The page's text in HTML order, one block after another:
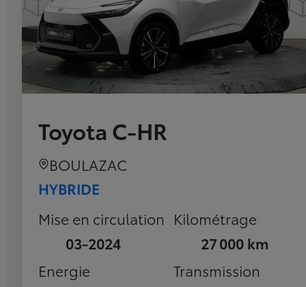
Toyota C-HR
BOULAZAC
HYBRIDE
Mise en circulation
03-2024
Kilométrage
27 000 km
Energie
Transmission